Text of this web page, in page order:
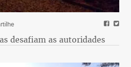
desafiam as autoridades